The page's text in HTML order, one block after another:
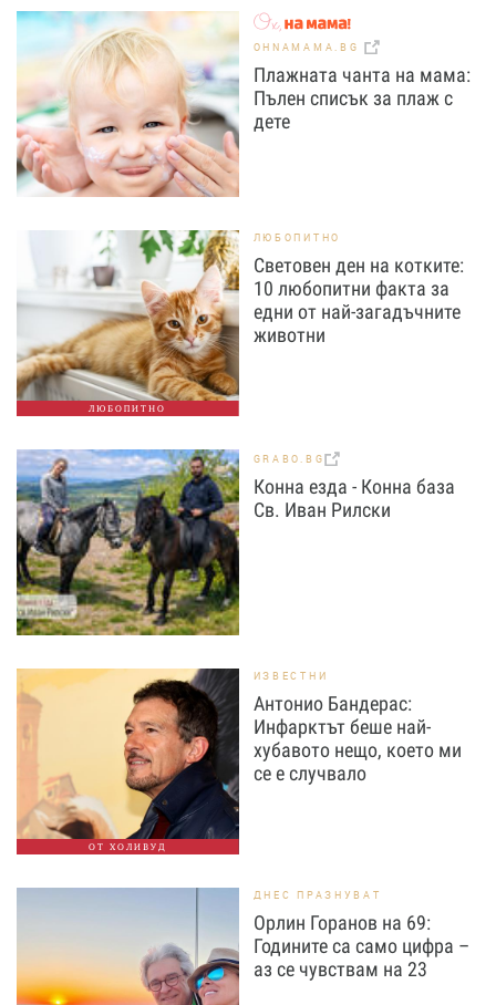
OHNAMAMA.BG
Плажната чанта на мама:
Пълен списък за плаж с
дете
ЛЮБОПИТНО
ЛЮБОПИТНО
Световен ден на котките:
10 любопитни факта за
едни от най-загадъчните
животни
GRABO.BG
Конна езда - Конна база
Св. Иван Рилски
ОТ ХОЛИВУД
ИЗВЕСТНИ
Антонио Бандерас:
Инфарктът беше най-
хубавото нещо, което ми
се е случвало
ДНЕС ПРАЗНУВАТ
Орлин Горанов на 69:
Годините са само цифра –
аз се чувствам на 23